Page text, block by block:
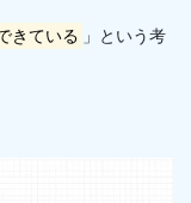
きている 」という考